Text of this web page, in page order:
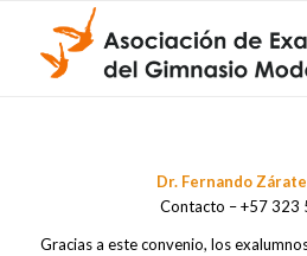
Dr. Fernando
Contacto – +57 323
Gracias a este convenio, los